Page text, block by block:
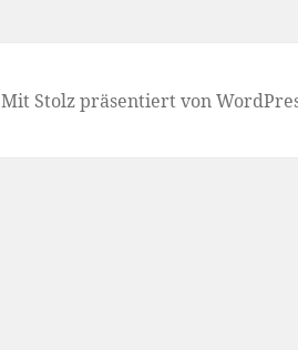
Mit Stolz präsentiert von